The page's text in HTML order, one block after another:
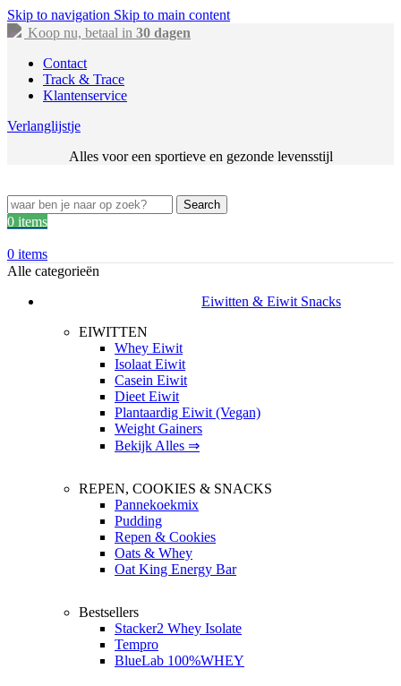
Skip to navigation Skip to main content
Koop nu, betaal in 30 dagen
Contact
Track & Trace
Klantenservice
Verlanglijstje
Alles voor een sportieve en gezonde levensstijl
Search
0 items
0 items
Alle categorieën
Eiwitten & Eiwit Snacks
EIWITTEN
Whey Eiwit
Isolaat Eiwit
Casein Eiwit
Dieet Eiwit
Plantaardig Eiwit (Vegan)
Weight Gainers
Bekijk Alles ⇒
REPEN, COOKIES & SNACKS
Pannekoekmix
Pudding
Repen & Cookies
Oats & Whey
Oat King Energy Bar
Bestsellers
Stacker2 Whey Isolate
Tempro
BlueLab 100%WHEY